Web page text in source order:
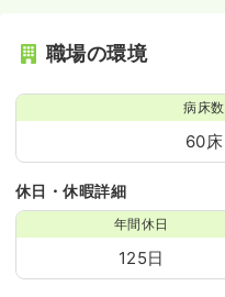
職場の環境
病床数
60床
休日・休暇詳細
年間休日
125日